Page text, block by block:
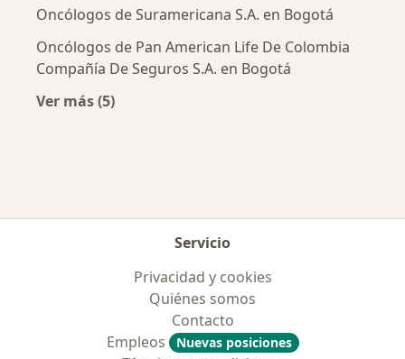
Oncólogos de Suramericana S.A. en Bogotá
Oncólogos de Pan American Life De Colombia
Compañía De Seguros S.A. en Bogotá
Ver más (5)
Servicio
Privacidad y cookies
Quiénes somos
Contacto
Empleos
Nuevas posiciones